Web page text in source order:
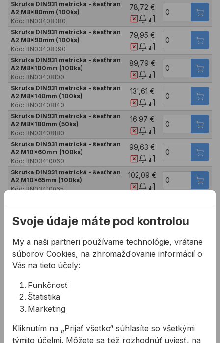
Skrutka DIN931 metrická - šesťhran
A2 M8x80mm (100ks)
Kód: BN03408080
78,72 €
Skrutka DIN931 metrická - šesťhran
A2 M8x90mm (100ks)
Kód: BN03408090
79,95 €
Skrutka DIN931 metrická - šesťhran
A2 M8x100mm (100ks)
Kód: BN03408100
89,79 €
Skrutka DIN931 metrická - šesťhran
A2 M8x140mm (100ks)
Kód: BN03408140
131,61 €
Skrutka DIN931 metrická - šesťhran
A2 M8x180mm (50ks)
Kód: BN03408180
16,97 €
Skrutka DIN931 metrická - šesťhran
A2 M10x60mm (100ks)
Kód: BN03410060
99,63 €
Skrutka DIN931 metrická - šesťhran
A2 M10x65mm (100ks)
Kód: BN03410065
102,09 €
A2 M10x70mm (100ks)
Kód: BN03410070
Skrutka DIN931 metrická - šesťhran
Kód: BN03410075
Skrutka DIN931 metrická - šesťhran
A2 M10x80mm (100ks)
Skrutka DIN931 metrická - šesťhran
A2 M10x90mm (100ks)
Kód:
BN03410090
Skrutka DIN931 metrická - šesťhran
Kód: BN03410100
Skrutka DIN931 metrická - šesťhran
Svoje údaje máte pod kontrolou
My a naši partneri používame technológie, vrátane
súborov Cookies, na zhromažďovanie informácií o
Vás na tieto účely:
Funkčnosť
Štatistika
Marketing
Kliknutím na „Prijať všetko“ súhlasíte so všetkými
týmito účelmi. Môžete sa tiež rozhodnúť uviesť, na